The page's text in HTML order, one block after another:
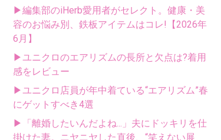
▶編集部のiHerb愛用者がセレクト。健康・美
容のお悩み別、鉄板アイテムはコレ!【2026年
6月】
▶ユニクロのエアリズムの長所と欠点は?着用
感をレビュー
▶ユニクロ店員が年中着ている“エアリズム”春
にゲットすべき4選
▶「離婚したいんだよね...」夫にドッキリを仕
掛けた妻。ニヤニヤした直後、“笑えない展